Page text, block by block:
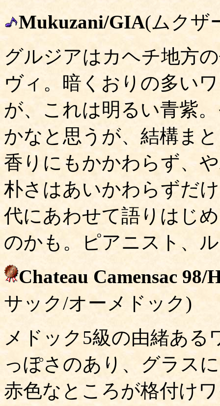
Mukuzani/GIA(ムクザ
グルジアはカヘチ地方
ヴィ。暗くおりの多い
が、これは明るい青紫
かなと思うが、結構ま
香りにもかかわらず、
朴さはあいかわらずだ
代にあわせて語りはじ
のかも。ピアニスト、
Chateau Camensac 98/
サック/オーメドック)
メドック5級の由緒あ
っぽさのあり、グラス
赤色なところが格付け